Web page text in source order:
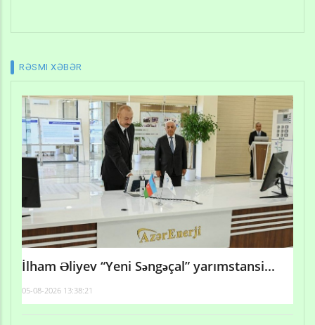
RƏSMI XƏBƏR
İlham Əliyev “Yeni Səngəçal” yarımstansi...
05-08-2026 13:38:21